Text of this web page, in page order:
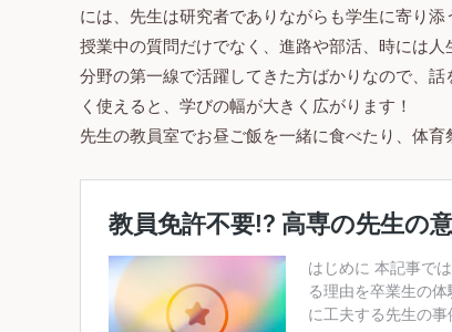
には、先生は研究者でありながらも学生に寄り添
授業中の質問だけでなく、進路や部活、時には
分野の第一線で活躍してきた方ばかりなので、
く使えると、学びの幅が大きく広がります！
先生の教員室でお昼ご飯を一緒に食べたり、体